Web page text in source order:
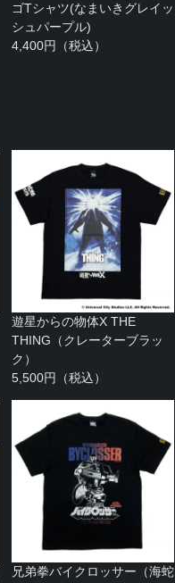
ゴTシャツ(なまいきグレイッ
シュパープル)
4,400円（税込）
遊星からの物体X THE
THING（クレーターブラッ
ク）
5,500円（税込）
兄弟拳バイクロッサー（海蛇